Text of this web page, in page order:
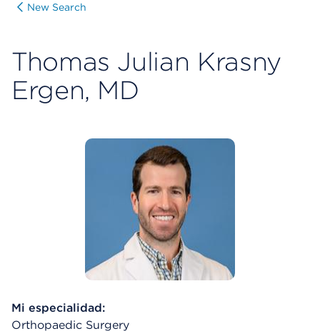
New Search
Thomas Julian Krasny
Ergen, MD
Mi especialidad:
Orthopaedic Surgery